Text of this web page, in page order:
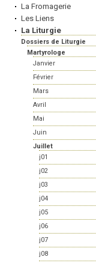
La Fromagerie
Les Liens
La Liturgie
Dossiers de Liturgie
Martyrologe
Janvier
Février
Mars
Avril
Mai
Juin
Juillet
j01
j02
j03
j04
j05
j06
j07
j08